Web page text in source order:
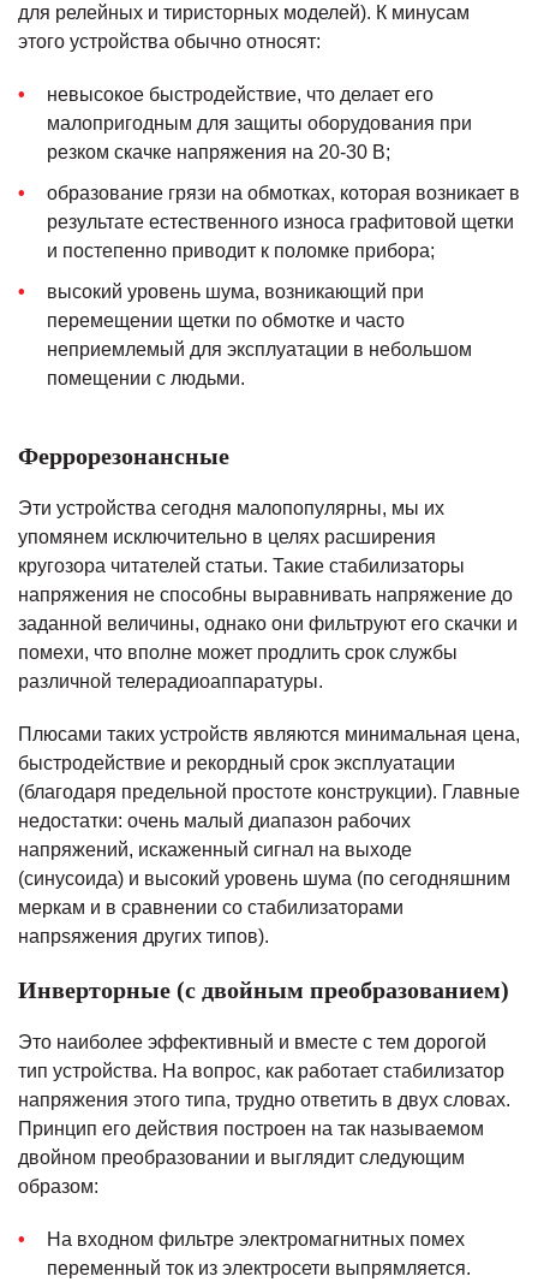
для релейных и тиристорных моделей). К минусам
этого устройства обычно относят:
невысокое быстродействие, что делает его
малопригодным для защиты оборудования при
резком скачке напряжения на 20-30 В;
образование грязи на обмотках, которая возникает в
результате естественного износа графитовой щетки
и постепенно приводит к поломке прибора;
высокий уровень шума, возникающий при
перемещении щетки по обмотке и часто
неприемлемый для эксплуатации в небольшом
помещении с людьми.
Феррорезонансные
Эти устройства сегодня малопопулярны, мы их
упомянем исключительно в целях расширения
кругозора читателей статьи. Такие стабилизаторы
напряжения не способны выравнивать напряжение до
заданной величины, однако они фильтруют его скачки и
помехи, что вполне может продлить срок службы
различной телерадиоаппаратуры.
Плюсами таких устройств являются минимальная цена,
быстродействие и рекордный срок эксплуатации
(благодаря предельной простоте конструкции). Главные
недостатки: очень малый диапазон рабочих
напряжений, искаженный сигнал на выходе
(синусоида) и высокий уровень шума (по сегодняшним
меркам и в сравнении со стабилизаторами
напрsяжения других типов).
Инверторные (с двойным преобразованием)
Это наиболее эффективный и вместе с тем дорогой
тип устройства. На вопрос, как работает стабилизатор
напряжения этого типа, трудно ответить в двух словах.
Принцип его действия построен на так называемом
двойном преобразовании и выглядит следующим
образом:
На входном фильтре электромагнитных помех
переменный ток из электросети выпрямляется.